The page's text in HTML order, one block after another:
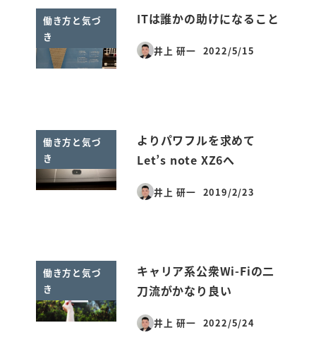
働き方と気づ
き
ITは誰かの助けになること
井上 研一
投稿日
2022/5/15
働き方と気づ
き
よりパワフルを求めて
Let’s note XZ6へ
井上 研一
投稿日
2019/2/23
働き方と気づ
き
キャリア系公衆Wi-Fiの二
刀流がかなり良い
井上 研一
投稿日
2022/5/24